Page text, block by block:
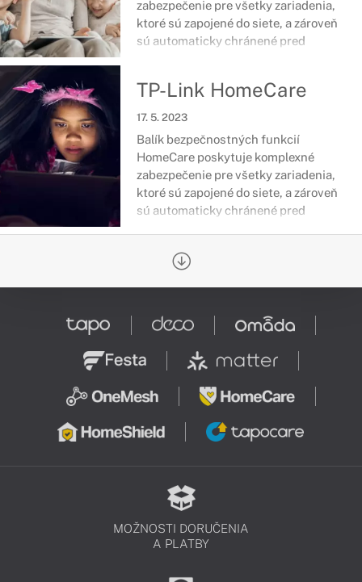
zabezpečenie pre všetky zariadenia,
ktoré sú zapojené do siete, a zároveň
sú automaticky chránené pred
TP-Link HomeCare
17. 5. 2023
Balík bezpečnostných funkcií
HomeCare poskytuje komplexné
zabezpečenie pre všetky zariadenia,
ktoré sú zapojené do siete, a zároveň
sú automaticky chránené pred
MOŽNOSTI DORUČENIA
A PLATBY